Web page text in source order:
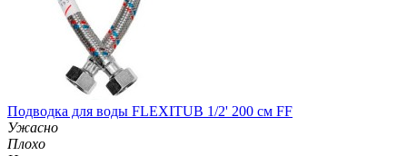
Подводка для воды FLEXITUB 1/2' 200 см FF
Ужасно
Плохо